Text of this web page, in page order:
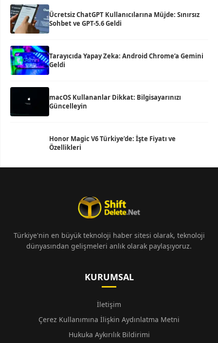
Ücretsiz ChatGPT Kullanıcılarına Müjde: Sınırsız
Sohbet ve GPT-5.6 Geldi
Tarayıcıda Yapay Zeka: Android Chrome’a Gemini
Geldi
macOS Kullananlar Dikkat: Bilgisayarınızı
Güncelleyin
Honor Magic V6 Türkiye’de: İşte Fiyatı ve
Özellikleri
Türkiye'nin en büyük teknoloji haber sitesi olarak, teknoloji
dünyasından gelişmeleri anlık olarak paylaşıyoruz.
KURUMSAL
İletişim
Çerez Kullanımına İlişkin Aydınlatma Metni
Hukuka Aykırılık Bildirimi